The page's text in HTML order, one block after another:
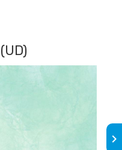
keyboard_arrow_right